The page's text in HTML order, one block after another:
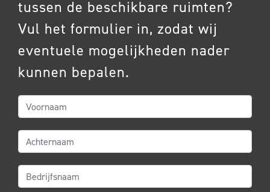
tussen de beschikbare ruimten?
Vul het formulier in, zodat wij
eventuele mogelijkheden nader
kunnen bepalen.
Voornaam
Achternaam
Bedrijfsnaam